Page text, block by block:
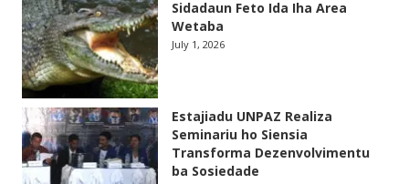
Sidadaun Feto Ida Iha Area
Wetaba
July 1, 2026
Estajiadu UNPAZ Realiza
Seminariu ho Siensia
Transforma Dezenvolvimentu
ba Sosiedade